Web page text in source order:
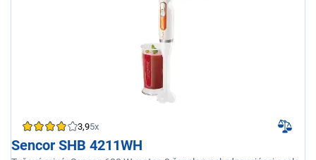
3,95x
Sencor SHB 4211WH